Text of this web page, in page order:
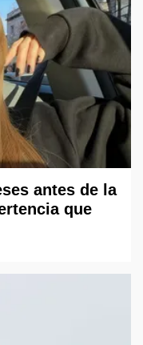
antes de la
que